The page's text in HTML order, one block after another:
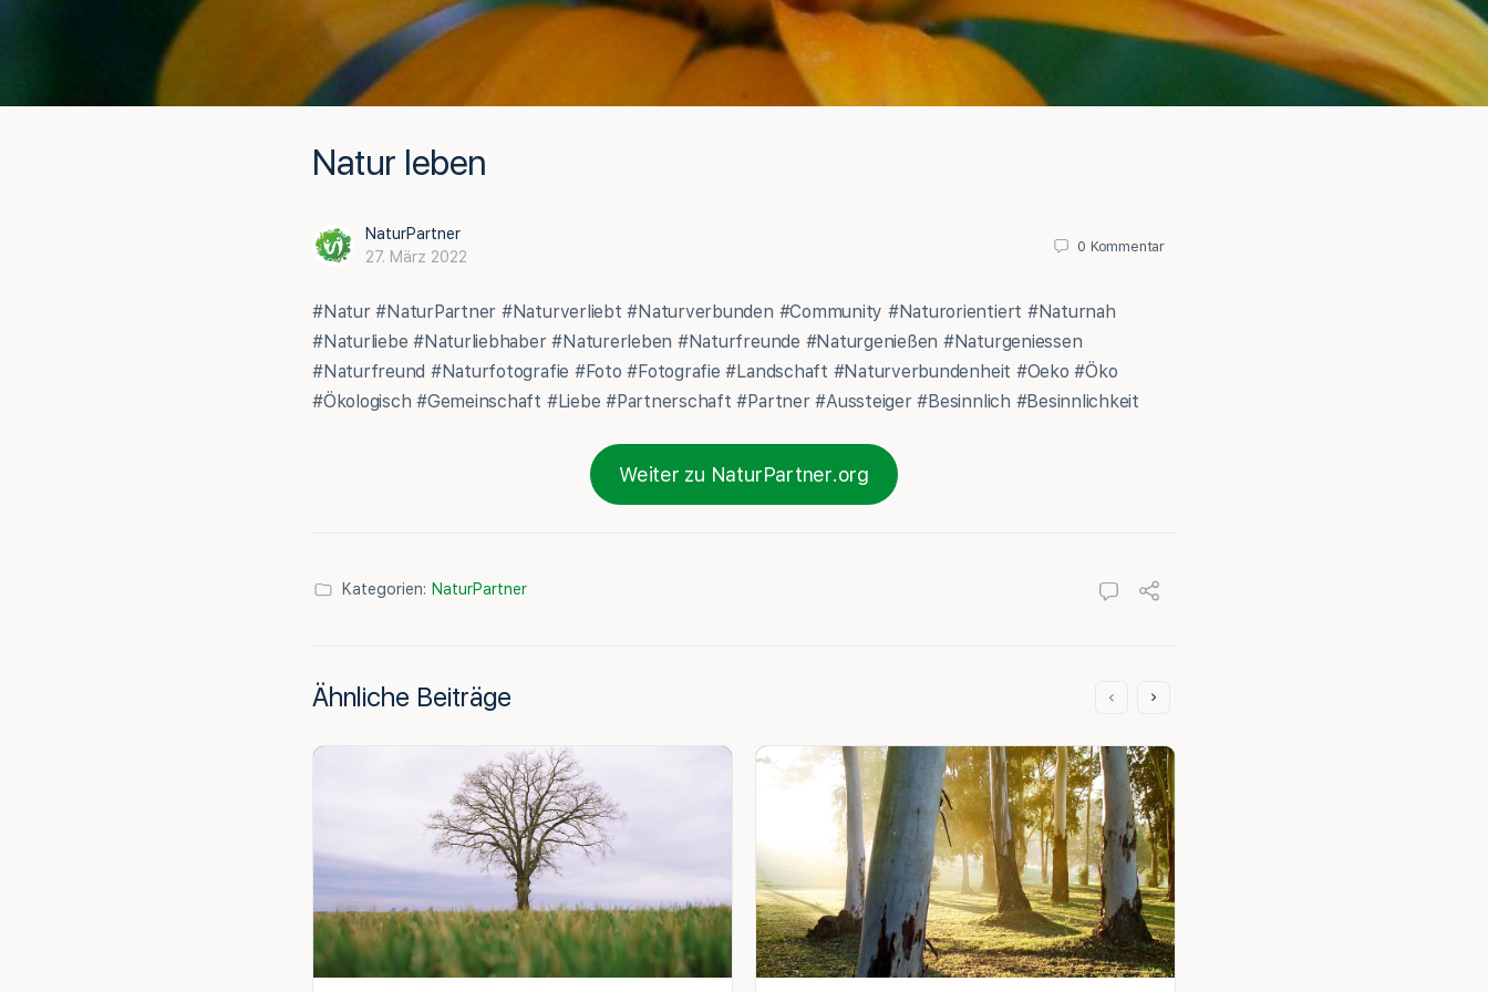
Natur leben
NaturPartner
27. März 2022
0 Kommentar
#Natur #NaturPartner #Naturverliebt #Naturverbunden #Community #Naturorientiert #Naturnah
#Naturliebe #Naturliebhaber #Naturerleben #Naturfreunde #Naturgenießen #Naturgeniessen
#Naturfreund #Naturfotografie #Foto #Fotografie #Landschaft #Naturverbundenheit #Oeko #Öko
#Ökologisch #Gemeinschaft #Liebe #Partnerschaft #Partner #Aussteiger #Besinnlich #Besinnlichkeit
Weiter zu NaturPartner.org
Kategorien: NaturPartner
Ähnliche Beiträge